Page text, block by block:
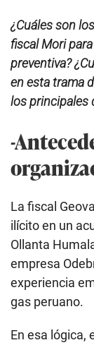
¿Cuáles son
fiscal Mori
preventiva?
en esta trama
los principales
-
La fiscal
ilícito en un
Ollanta
empresa
experiencia
gas peruano.
En esa lógica,